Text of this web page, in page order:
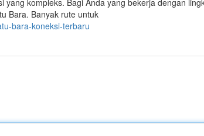
kompleks. Bagi Anda yang bekerja dengan
Bara. Banyak rute untuk
bara-koneksi-terbaru